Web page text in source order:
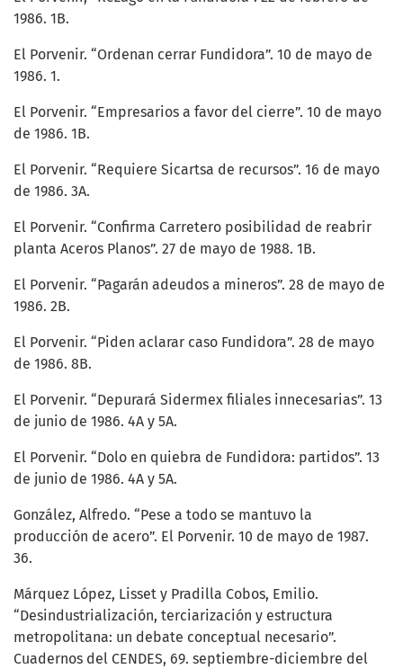
1986. 1B.
El Porvenir. “Ordenan cerrar Fundidora”. 10 de mayo de
1986. 1.
El Porvenir. “Empresarios a favor del cierre”. 10 de mayo
de 1986. 1B.
El Porvenir. “Requiere Sicartsa de recursos”. 16 de mayo
de 1986. 3A.
El Porvenir. “Confirma Carretero posibilidad de reabrir
planta Aceros Planos”. 27 de mayo de 1988. 1B.
El Porvenir. “Pagarán adeudos a mineros”. 28 de mayo de
1986. 2B.
El Porvenir. “Piden aclarar caso Fundidora”. 28 de mayo
de 1986. 8B.
El Porvenir. “Depurará Sidermex filiales innecesarias”. 13
de junio de 1986. 4A y 5A.
El Porvenir. “Dolo en quiebra de Fundidora: partidos”. 13
de junio de 1986. 4A y 5A.
González, Alfredo. “Pese a todo se mantuvo la
producción de acero”. El Porvenir. 10 de mayo de 1987.
36.
Márquez López, Lisset y Pradilla Cobos, Emilio.
“Desindustrialización, terciarización y estructura
metropolitana: un debate conceptual necesario”.
Cuadernos del CENDES, 69. septiembre-diciembre del